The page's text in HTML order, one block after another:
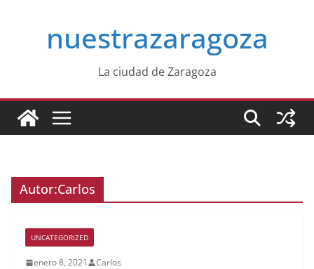
contenidonuestrazaragoza
La ciudad de Zaragoza
Autor:Carlos
UNCATEGORIZED
enero 8, 2021 Carlos